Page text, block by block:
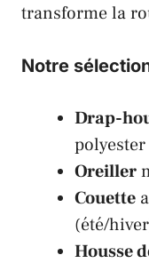
transforme la
Notre
Drap-
polyester
Oreiller
Couette
(été/
Housse